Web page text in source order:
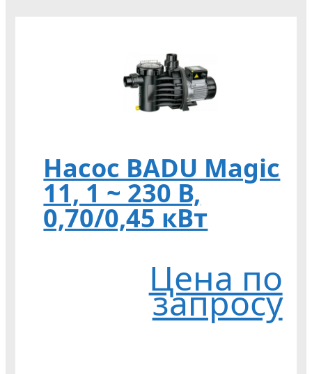
Насос BADU Magic
11, 1 ~ 230 В,
0,70/0,45 кВт
Цена по
запросу